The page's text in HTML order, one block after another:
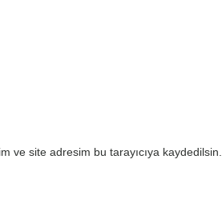
ve site adresim bu tarayıcıya kaydedilsin.